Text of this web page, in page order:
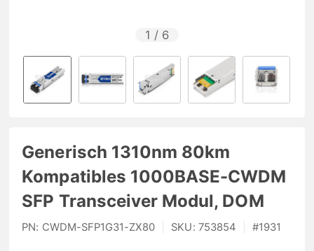
1 / 6
Generisch 1310nm 80km
Kompatibles 1000BASE-CWDM
SFP Transceiver Modul, DOM
PN: CWDM-SFP1G31-ZX80 SKU: 753854 #1931